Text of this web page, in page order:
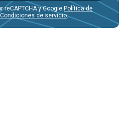
reCAPTCHA y Google Política de
Condiciones de servicio.